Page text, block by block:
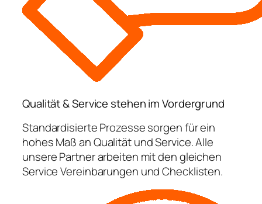
Qualität & Service stehen im Vordergrund
Standardisierte Prozesse sorgen für ein
hohes Maß an Qualität und Service. Alle
unsere Partner arbeiten mit den gleichen
Service Vereinbarungen und Checklisten.